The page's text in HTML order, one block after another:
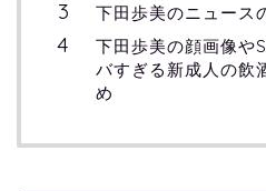
下田歩美のニュース
下田歩美の顔画像や
バすぎる新成人の飲
め